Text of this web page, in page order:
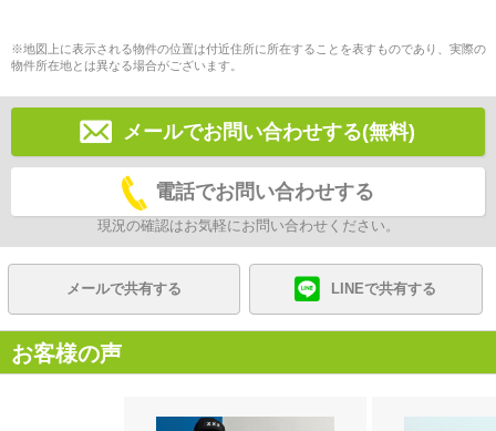
※地図上に表示される物件の位置は付近住所に所在することを表すものであり、実際の
物件所在地とは異なる場合がございます。
メールでお問い合わせする(無料)
電話でお問い合わせする
現況の確認はお気軽にお問い合わせください。
メールで共有する LINEで共有する
お客様の声